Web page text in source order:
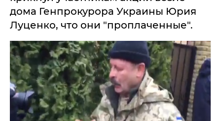
дома Генпрокурора Украины Юрия
Луценко, что они "проплаченные".